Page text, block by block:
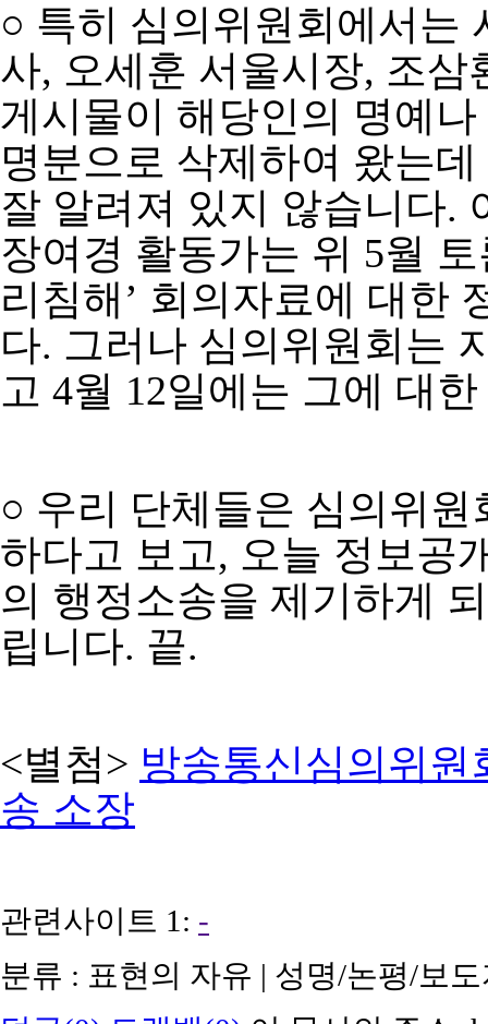
○ 특히 심의위원회에서는
사, 오세훈 서울시장, 조
게시물이 해당인의 명예
명분으로 삭제하여 왔는
잘 알려져 있지 않습니다.
장여경 활동가는 위 5월
리침해’ 회의자료에 대한
다. 그러나 심의위원회는
고 4월 12일에는 그에 대
○ 우리 단체들은 심의위
하다고 보고, 오늘 정보공
의 행정소송을 제기하게
립니다. 끝.
<별첨> 방송통신심의위
송 소장
관련사이트 1: -
분류 : 표현의 자유 | 성명/논평/보